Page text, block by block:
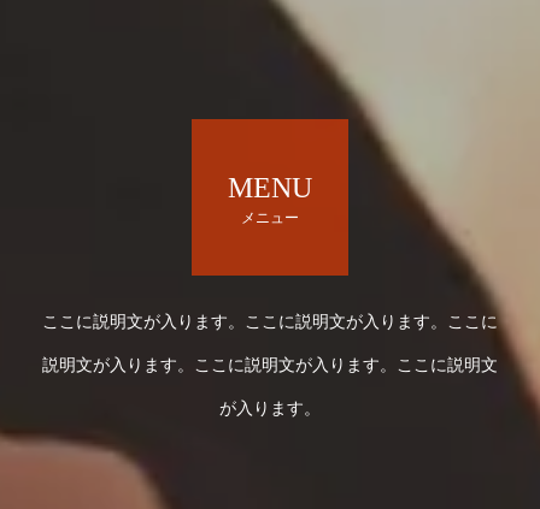
MENU
メニュー
ここに説明文が入ります。ここに説明文が入ります。ここに
説明文が入ります。ここに説明文が入ります。ここに説明文
が入ります。